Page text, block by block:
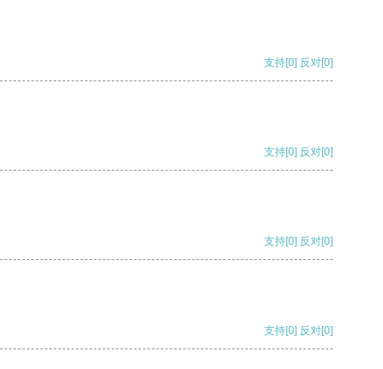
支持[0] 反对[0]
支持[0] 反对[0]
支持[0] 反对[0]
支持[0] 反对[0]